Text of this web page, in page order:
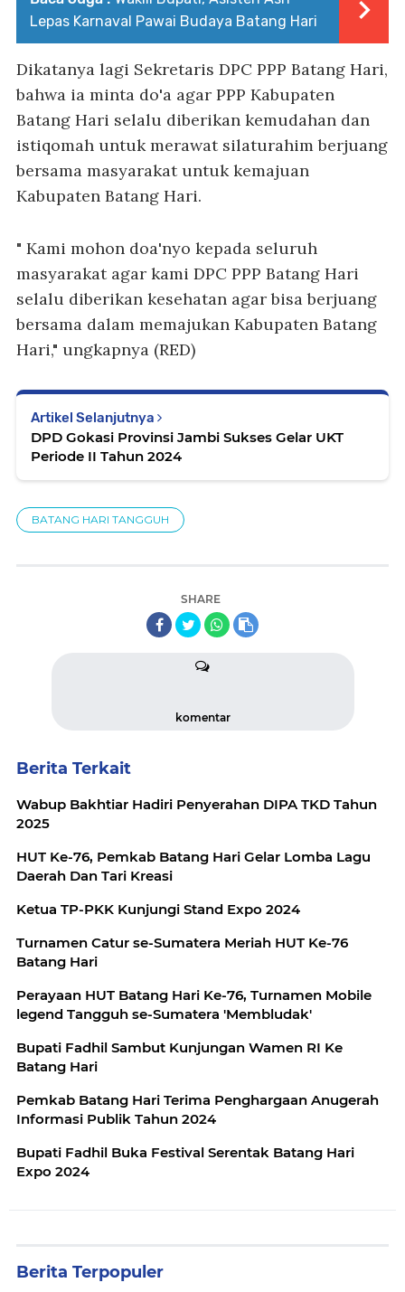
Lepas Karnaval Pawai Budaya Batang Hari
Dikatanya lagi Sekretaris DPC PPP Batang Hari,
bahwa ia minta do'a agar PPP Kabupaten
Batang Hari selalu diberikan kemudahan dan
istiqomah untuk merawat silaturahim berjuang
bersama masyarakat untuk kemajuan
Kabupaten Batang Hari.
" Kami mohon doa'nyo kepada seluruh
masyarakat agar kami DPC PPP Batang Hari
selalu diberikan kesehatan agar bisa berjuang
bersama dalam memajukan Kabupaten Batang
Hari," ungkapnya (RED)
Artikel Selanjutnya
DPD Gokasi Provinsi Jambi Sukses Gelar UKT
Periode II Tahun 2024
BATANG HARI TANGGUH
SHARE
komentar
Berita Terkait
Wabup Bakhtiar Hadiri Penyerahan DIPA TKD Tahun
2025
HUT Ke-76, Pemkab Batang Hari Gelar Lomba Lagu
Daerah Dan Tari Kreasi
Ketua TP-PKK Kunjungi Stand Expo 2024
Turnamen Catur se-Sumatera Meriah HUT Ke-76
Batang Hari
Perayaan HUT Batang Hari Ke-76, Turnamen Mobile
legend Tangguh se-Sumatera 'Membludak'
Bupati Fadhil Sambut Kunjungan Wamen RI Ke
Batang Hari
Pemkab Batang Hari Terima Penghargaan Anugerah
Informasi Publik Tahun 2024
Bupati Fadhil Buka Festival Serentak Batang Hari
Expo 2024
Berita Terpopuler